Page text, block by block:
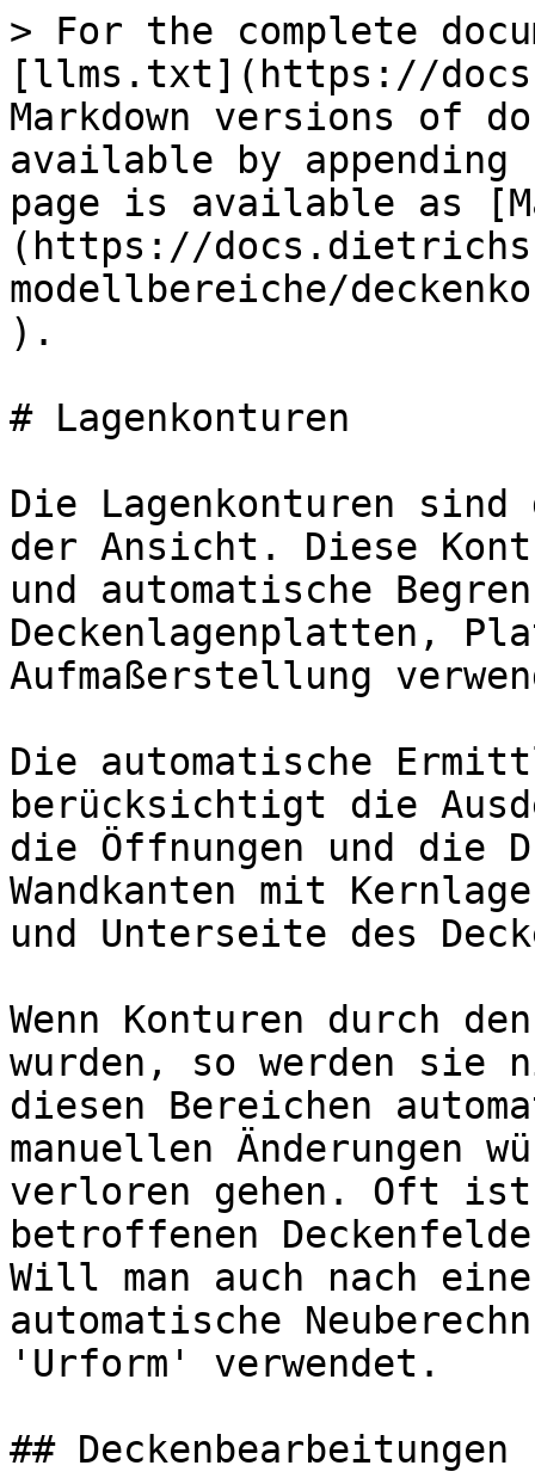
> For the complete
[llms.txt](https://
Markdown versions of
available by
page is available as
(https://
modellbereiche/
).
# Lagenkonturen
Die Lagenkonturen
der Ansicht. Diese
und automatische
Deckenlagenplatten,
Aufmaßerstellung
Die automatische
berücksichtigt die
die Öffnungen und die
Wandkanten mit
und Unterseite des
Wenn Konturen durch
wurden, so werden sie
diesen Bereichen
manuellen Änderungen
verloren gehen. Oft
betroffenen
Will man auch nach
automatische
'Urform' verwendet.
##